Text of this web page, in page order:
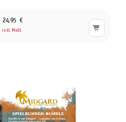
24,95 €
inkl. MwSt.